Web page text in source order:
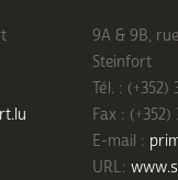
9A & 9B,
Steinfort
Tél. : (+352)
Fax : (+352)
E-mail :
URL: